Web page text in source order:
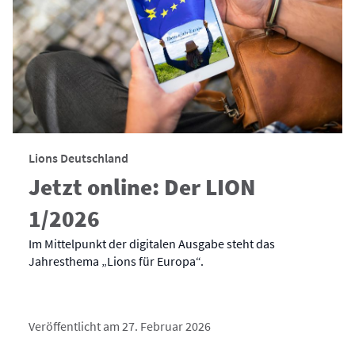
Lions Deutschland
Jetzt online: Der LION
1/2026
Im Mittelpunkt der digitalen Ausgabe steht das
Jahresthema „Lions für Europa“.
Veröffentlicht am 27. Februar 2026